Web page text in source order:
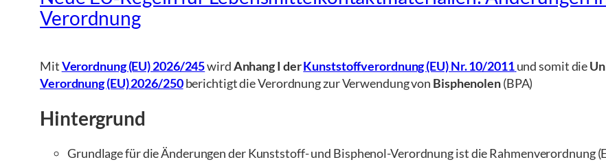
Verordnung
MitVerordnung (EU) 2026/245wirdAnhang I derKunststoffverordnung (EU) Nr. 10/2011und somit die
Verordnung (EU) 2026/250berichtigt die Verordnung zur Verwendung von Bisphenolen(BPA)
Hintergrund
Grundlage für die Änderungen der Kunststoff- und Bisphenol-Verordnung ist die Rahmenverordnung